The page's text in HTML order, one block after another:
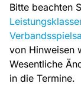
Bitte beachten
von Hinweisen
Wesentliche
in die Termine.